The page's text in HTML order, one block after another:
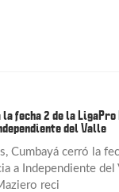
la fecha 2 de la
del Valle
Cumbayá cerró la
a Independiente
reci